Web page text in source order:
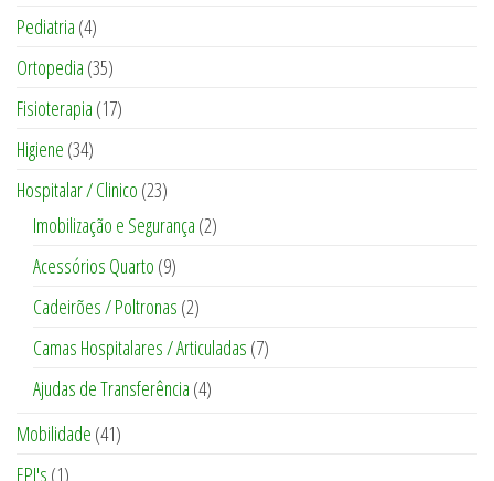
Pediatria (4)
Ortopedia (35)
Fisioterapia (17)
Higiene (34)
Hospitalar / Clinico (23)
Imobilização e Segurança (2)
Acessórios Quarto (9)
Cadeirões / Poltronas (2)
Camas Hospitalares / Articuladas (7)
Ajudas de Transferência (4)
Mobilidade (41)
EPI's (1)